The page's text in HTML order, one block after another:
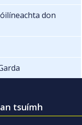
don
tsuímh